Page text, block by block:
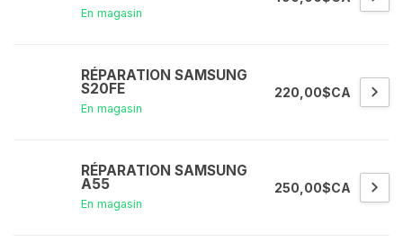
En magasin
RÉPARATION SAMSUNG
S20FE
En magasin
220,00$CA
RÉPARATION SAMSUNG
A55
En magasin
250,00$CA